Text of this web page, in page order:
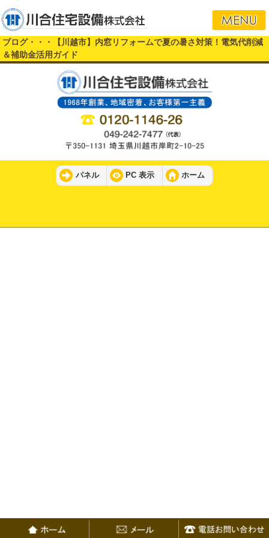
ブログ・・・【川越市】内窓リフォームで夏の暑さ対策！電気代削減
＆補助金活用ガイド
パネル PC 表示 ホーム